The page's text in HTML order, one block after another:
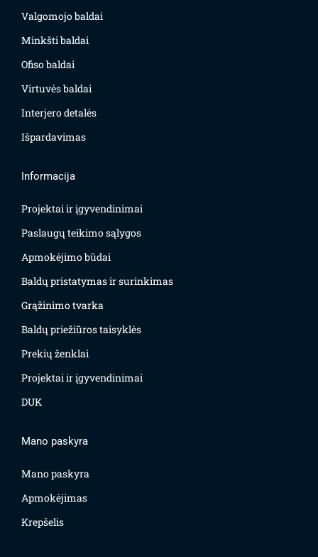
Valgomojo baldai
Minkšti baldai
Ofiso baldai
Virtuvės baldai
Interjero detalės
Išpardavimas
Informacija
Projektai ir įgyvendinimai
Paslaugų teikimo sąlygos
Apmokėjimo būdai
Baldų pristatymas ir surinkimas
Grąžinimo tvarka
Baldų priežiūros taisyklės
Prekių ženklai
Projektai ir įgyvendinimai
DUK
Mano paskyra
Mano paskyra
Apmokėjimas
Krepšelis